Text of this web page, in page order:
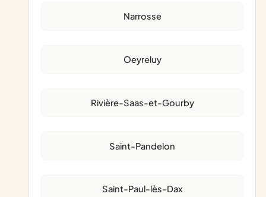
Narrosse
Oeyreluy
Rivière-Saas-et-Gourby
Saint-Pandelon
Saint-Paul-lès-Dax